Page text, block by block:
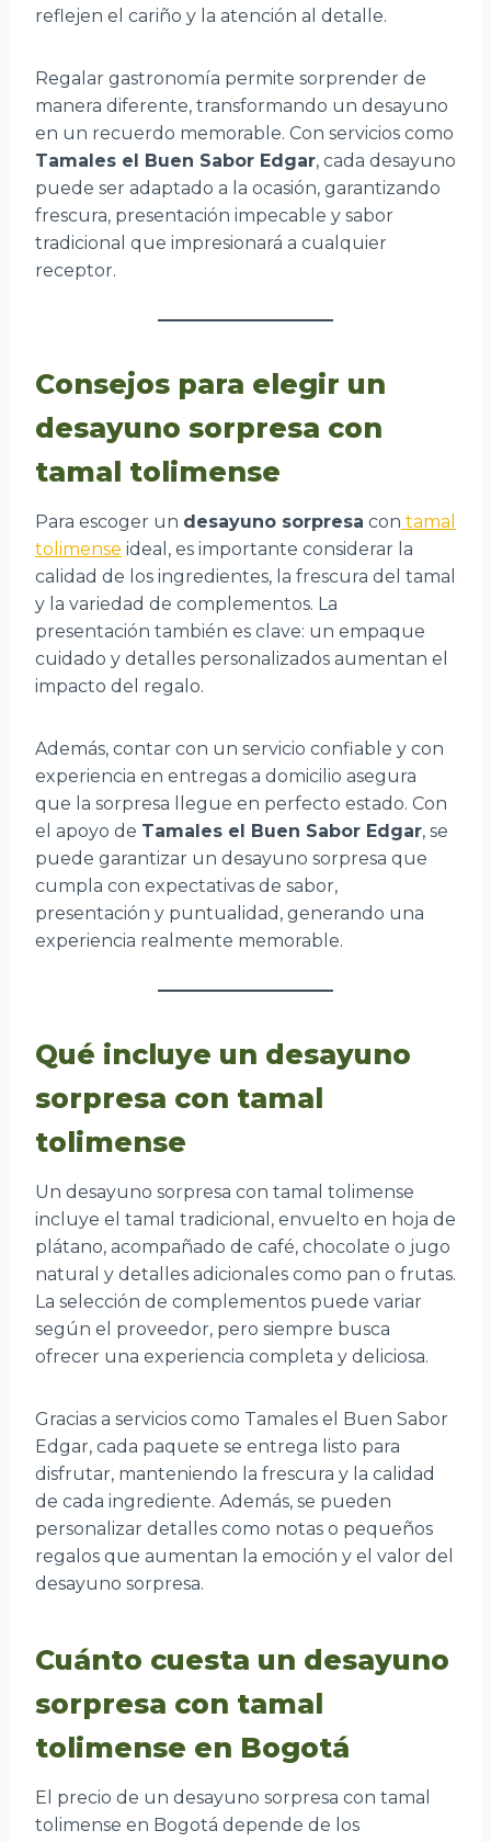
reflejen el cariño y la atención al detalle.
Regalar gastronomía permite sorprender de
manera diferente, transformando un desayuno
en un recuerdo memorable. Con servicios como
Tamales el Buen Sabor Edgar, cada desayuno
puede ser adaptado a la ocasión, garantizando
frescura, presentación impecable y sabor
tradicional que impresionará a cualquier
receptor.
Consejos para elegir un
desayuno sorpresa con
tamal tolimense
Para escoger un desayuno sorpresa con tamal
tolimense ideal, es importante considerar la
calidad de los ingredientes, la frescura del tamal
y la variedad de complementos. La
presentación también es clave: un empaque
cuidado y detalles personalizados aumentan el
impacto del regalo.
Además, contar con un servicio confiable y con
experiencia en entregas a domicilio asegura
que la sorpresa llegue en perfecto estado. Con
el apoyo de Tamales el Buen Sabor Edgar, se
puede garantizar un desayuno sorpresa que
cumpla con expectativas de sabor,
presentación y puntualidad, generando una
experiencia realmente memorable.
Qué incluye un desayuno
sorpresa con tamal
tolimense
Un desayuno sorpresa con tamal tolimense
incluye el tamal tradicional, envuelto en hoja de
plátano, acompañado de café, chocolate o jugo
natural y detalles adicionales como pan o frutas.
La selección de complementos puede variar
según el proveedor, pero siempre busca
ofrecer una experiencia completa y deliciosa.
Gracias a servicios como Tamales el Buen Sabor
Edgar, cada paquete se entrega listo para
disfrutar, manteniendo la frescura y la calidad
de cada ingrediente. Además, se pueden
personalizar detalles como notas o pequeños
regalos que aumentan la emoción y el valor del
desayuno sorpresa.
Cuánto cuesta un desayuno
sorpresa con tamal
tolimense en Bogotá
El precio de un desayuno sorpresa con tamal
tolimense en Bogotá depende de los